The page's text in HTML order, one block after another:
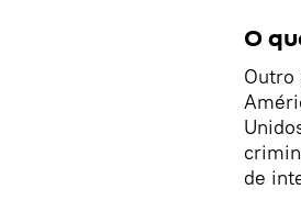
O
Outro
de